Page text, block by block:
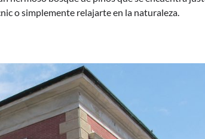
o simplemente relajarte en la naturaleza.